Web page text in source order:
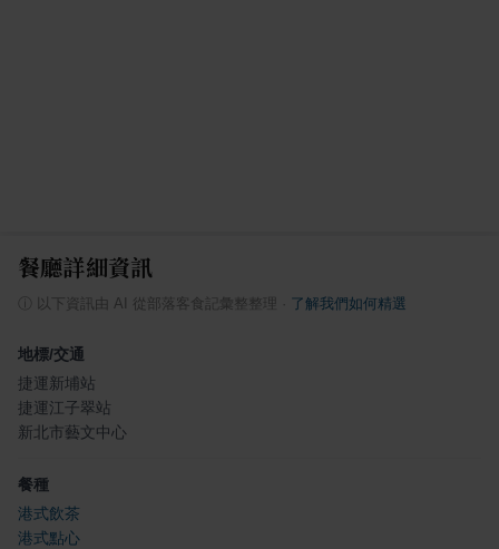
餐廳詳細資訊
ⓘ 以下資訊由 AI 從部落客食記彙整整理 了解我們如何精選
地標/交通
捷運新埔站
捷運江子翠站
新北市藝文中心
餐種
港式飲茶
港式點心